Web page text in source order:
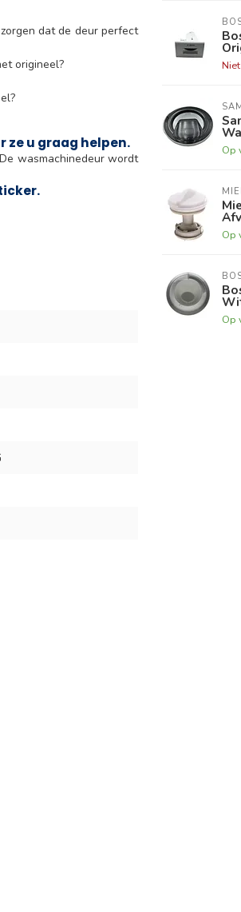
dat de deur perfect
origineel?
u graag helpen.
wasmachinedeur wordt
Op
Op
Op